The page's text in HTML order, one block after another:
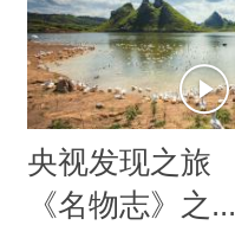
央视发现之旅
《名物志》之...